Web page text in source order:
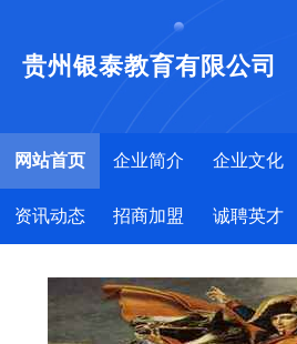
贵州银泰教育有限公司
网站首页 企业简介 企业文化
资讯动态 招商加盟 诚聘英才